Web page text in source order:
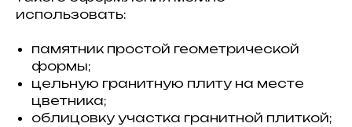
использовать:
памятник простой геометрической
формы;
цельную гранитную плиту на месте
цветника;
облицовку участка гранитной плиткой;